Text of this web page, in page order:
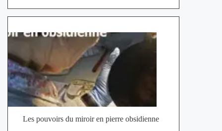
Les pouvoirs du miroir en pierre obsidienne